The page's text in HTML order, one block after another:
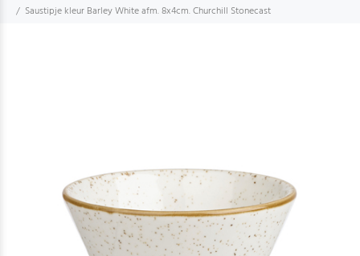
Saustipje kleur Barley White afm. 8x4cm. Churchill Stonecast